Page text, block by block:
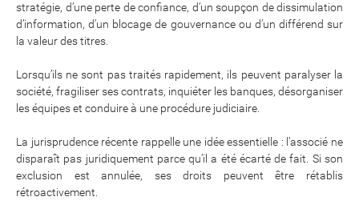
stratégie, d’une perte de confiance, d’un soupçon de dissimulation
d’information, d’un blocage de gouvernance ou d’un différend sur
la valeur des titres.
Lorsqu’ils ne sont pas traités rapidement, ils peuvent paralyser la
société, fragiliser ses contrats, inquiéter les banques, désorganiser
les équipes et conduire à une procédure judiciaire.
La jurisprudence récente rappelle une idée essentielle : l’associé ne
disparaît pas juridiquement parce qu’il a été écarté de fait. Si son
exclusion est annulée, ses droits peuvent être rétablis
rétroactivement.